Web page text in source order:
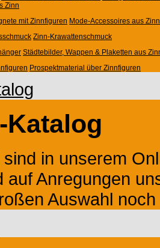
Zinn
mit Zinnfiguren Mode-Accessoires aus Zinn
Zinn-Krawattenschmuck
Städtebilder, Wappen & Plaketten aus
Prospektmaterial über Zinnfiguren
Katalog
in unserem
auf Anregungen
Auswahl